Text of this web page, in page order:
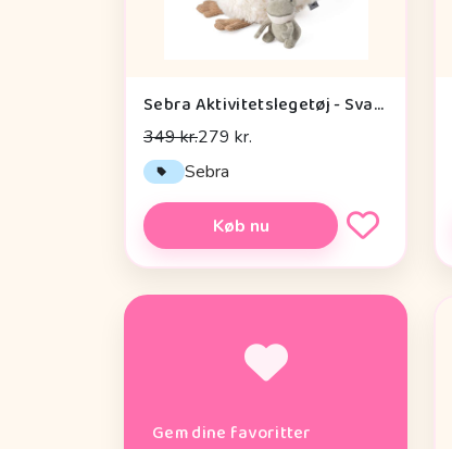
Sebra Aktivitetslegetøj - Svane
349 kr.279 kr.
Sebra
Køb nu
Gem dine favoritter